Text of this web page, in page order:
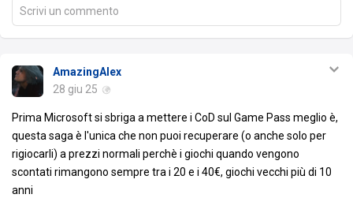
Scrivi un commento
AmazingAlex
28 giu 25
Prima Microsoft si sbriga a mettere i CoD sul Game Pass meglio è,
questa saga è l'unica che non puoi recuperare (o anche solo per
rigiocarli) a prezzi normali perchè i giochi quando vengono
scontati rimangono sempre tra i 20 e i 40€, giochi vecchi più di 10
anni